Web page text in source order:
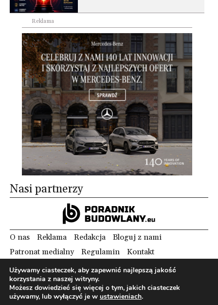
Reklama
Nasi partnerzy
O nas Reklama Redakcja
Bloguj z nami
Patronat medialny
Regulamin Kontakt
Copyright 2012 Biznes i Styl. Wszystkie prawa zastrzeżone.
Polityka prywatności
Polityka cookies
Używamy ciasteczek, aby zapewnić najlepszą jakość
korzystania z naszej witryny.
Możesz dowiedzieć się więcej o tym, jakich ciasteczek
używamy, lub wyłączyć je w ustawieniach.